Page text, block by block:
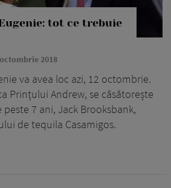
tot ce trebuie
2018
va avea loc azi, 12 octombrie.
Prințului Andrew, se căsătorește
7 ani, Jack Brooksbank,
de tequila Casamigos.